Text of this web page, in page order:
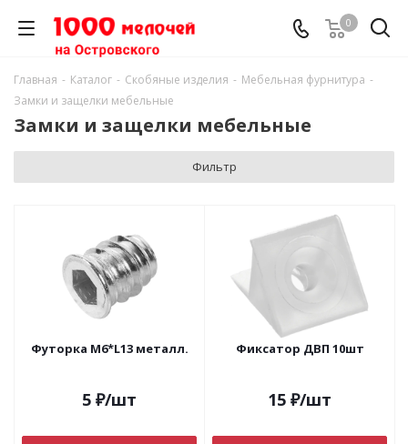
0
Главная - Каталог - Скобяные изделия - Мебельная фурнитура -
Замки и защелки мебельные
Замки и защелки мебельные
Фильтр
Футорка М6*L13 металл.
5 ₽/шт
Фиксатор ДВП 10шт
15 ₽/шт